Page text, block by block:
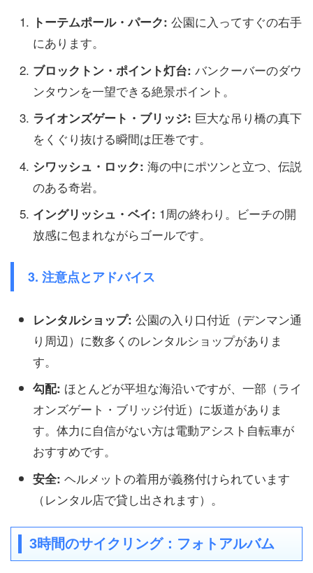
トーテムポール・パーク: 公園に入ってすぐの右手
にあります。
ブロックトン・ポイント灯台: バンクーバーのダウ
ンタウンを一望できる絶景ポイント。
ライオンズゲート・ブリッジ: 巨大な吊り橋の真下
をくぐり抜ける瞬間は圧巻です。
シワッシュ・ロック: 海の中にポツンと立つ、伝説
のある奇岩。
イングリッシュ・ベイ: 1周の終わり。ビーチの開
放感に包まれながらゴールです。
3. 注意点とアドバイス
レンタルショップ: 公園の入り口付近（デンマン通
り周辺）に数多くのレンタルショップがありま
す。
勾配: ほとんどが平坦な海沿いですが、一部（ライ
オンズゲート・ブリッジ付近）に坂道がありま
す。体力に自信がない方は電動アシスト自転車が
おすすめです。
安全: ヘルメットの着用が義務付けられています
（レンタル店で貸し出されます）。
3時間のサイクリング：フォトアルバム